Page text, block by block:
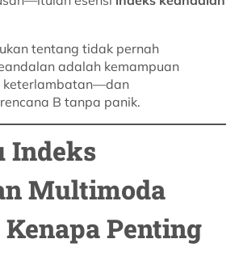
tentang tidak pernah
adalah kemampuan
keterlambatan—dan
B tanpa panik.
Indeks
Multimoda
Kenapa Penting